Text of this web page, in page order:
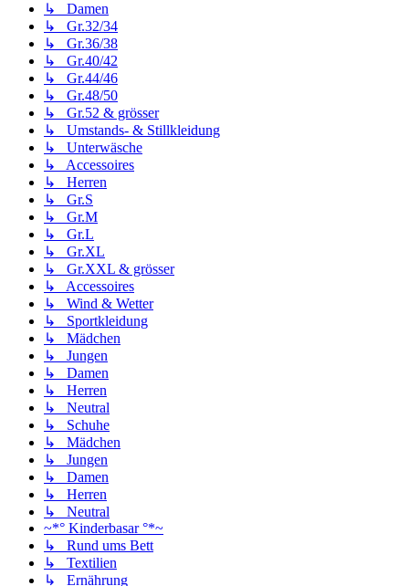
↳ Damen
↳ Gr.32/34
↳ Gr.36/38
↳ Gr.40/42
↳ Gr.44/46
↳ Gr.48/50
↳ Gr.52 & grösser
↳ Umstands- & Stillkleidung
↳ Unterwäsche
↳ Accessoires
↳ Herren
↳ Gr.S
↳ Gr.M
↳ Gr.L
↳ Gr.XL
↳ Gr.XXL & grösser
↳ Accessoires
↳ Wind & Wetter
↳ Sportkleidung
↳ Mädchen
↳ Jungen
↳ Damen
↳ Herren
↳ Neutral
↳ Schuhe
↳ Mädchen
↳ Jungen
↳ Damen
↳ Herren
↳ Neutral
~*° Kinderbasar °*~
↳ Rund ums Bett
↳ Textilien
↳ Ernährung